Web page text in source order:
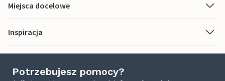
Miejsca docelowe
Inspiracja
Potrzebujesz pomocy?